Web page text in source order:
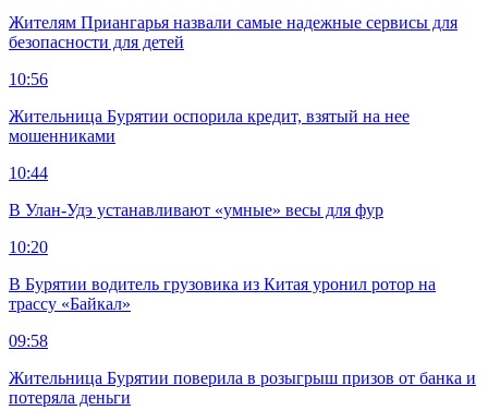
Жителям Приангарья назвали самые надежные сервисы для
безопасности для детей
10:56
Жительница Бурятии оспорила кредит, взятый на нее
мошенниками
10:44
В Улан-Удэ устанавливают «умные» весы для фур
10:20
В Бурятии водитель грузовика из Китая уронил ротор на
трассу «Байкал»
09:58
Жительница Бурятии поверила в розыгрыш призов от банка и
потеряла деньги